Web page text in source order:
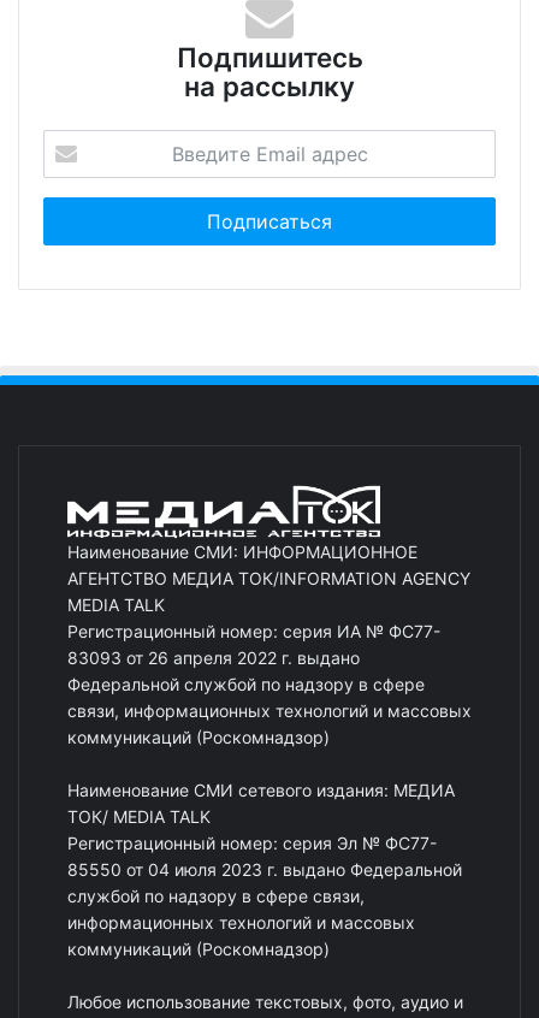
Подпишитесь
на рассылку
Наименование СМИ: ИНФОРМАЦИОННОЕ
АГЕНТСТВО МЕДИА ТОК/INFORMATION AGENCY
MEDIA TALK
Регистрационный номер: серия ИА № ФС77-
83093 от 26 апреля 2022 г. выдано
Федеральной службой по надзору в сфере
связи, информационных технологий и массовых
коммуникаций (Роскомнадзор)
Наименование СМИ сетевого издания: МЕДИА
ТОК/ MEDIA TALK
Регистрационный номер: серия Эл № ФС77-
85550 от 04 июля 2023 г. выдано Федеральной
службой по надзору в сфере связи,
информационных технологий и массовых
коммуникаций (Роскомнадзор)
Любое использование текстовых, фото, аудио и